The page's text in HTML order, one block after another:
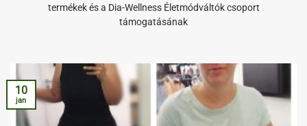
termékek és a Dia-Wellness Életmódváltók csoport
támogatásának
10
jan